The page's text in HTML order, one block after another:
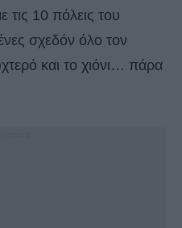
τις 10 πόλεις του
σχεδόν όλο τον
και το χιόνι… πάρα